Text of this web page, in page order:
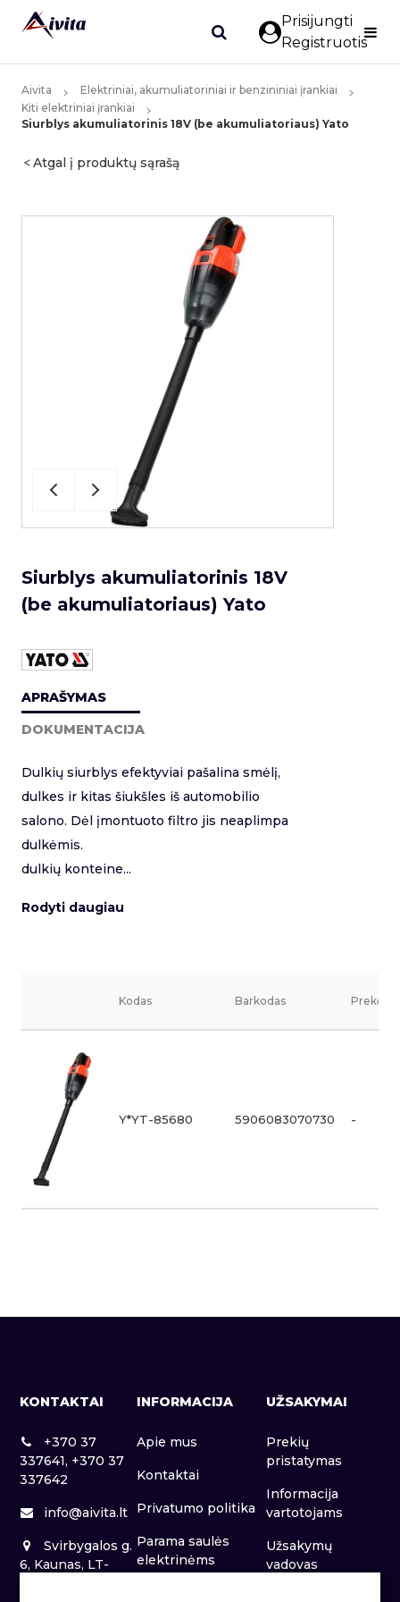
Prisijungti
Registruotis
Aivita
Elektriniai, akumuliatoriniai ir benzininiai įrankiai
Kiti elektriniai įrankiai
Siurblys akumuliatorinis 18V (be akumuliatoriaus) Yato
Atgal į produktų sąrašą
Siurblys akumuliatorinis 18V
(be akumuliatoriaus) Yato
APRAŠYMAS
DOKUMENTACIJA
Dulkių siurblys efektyviai pašalina smėlį,
dulkes ir kitas šiukšles iš automobilio
salono. Dėl įmontuoto filtro jis neaplimpa
dulkėmis.
dulkių konteine...
Rodyti daugiau
Kodas Barkodas Prekės
Y*YT-85680 5906083070730 -
KONTAKTAI
+370 37
337641, +370 37
337642
info@aivita.lt
Svirbygalos g.
6, Kaunas, LT-
INFORMACIJA
Apie mus
Kontaktai
Privatumo politika
Parama saulės
elektrinėms
UŽSAKYMAI
Prekių
pristatymas
Informacija
vartotojams
Užsakymų
vadovas